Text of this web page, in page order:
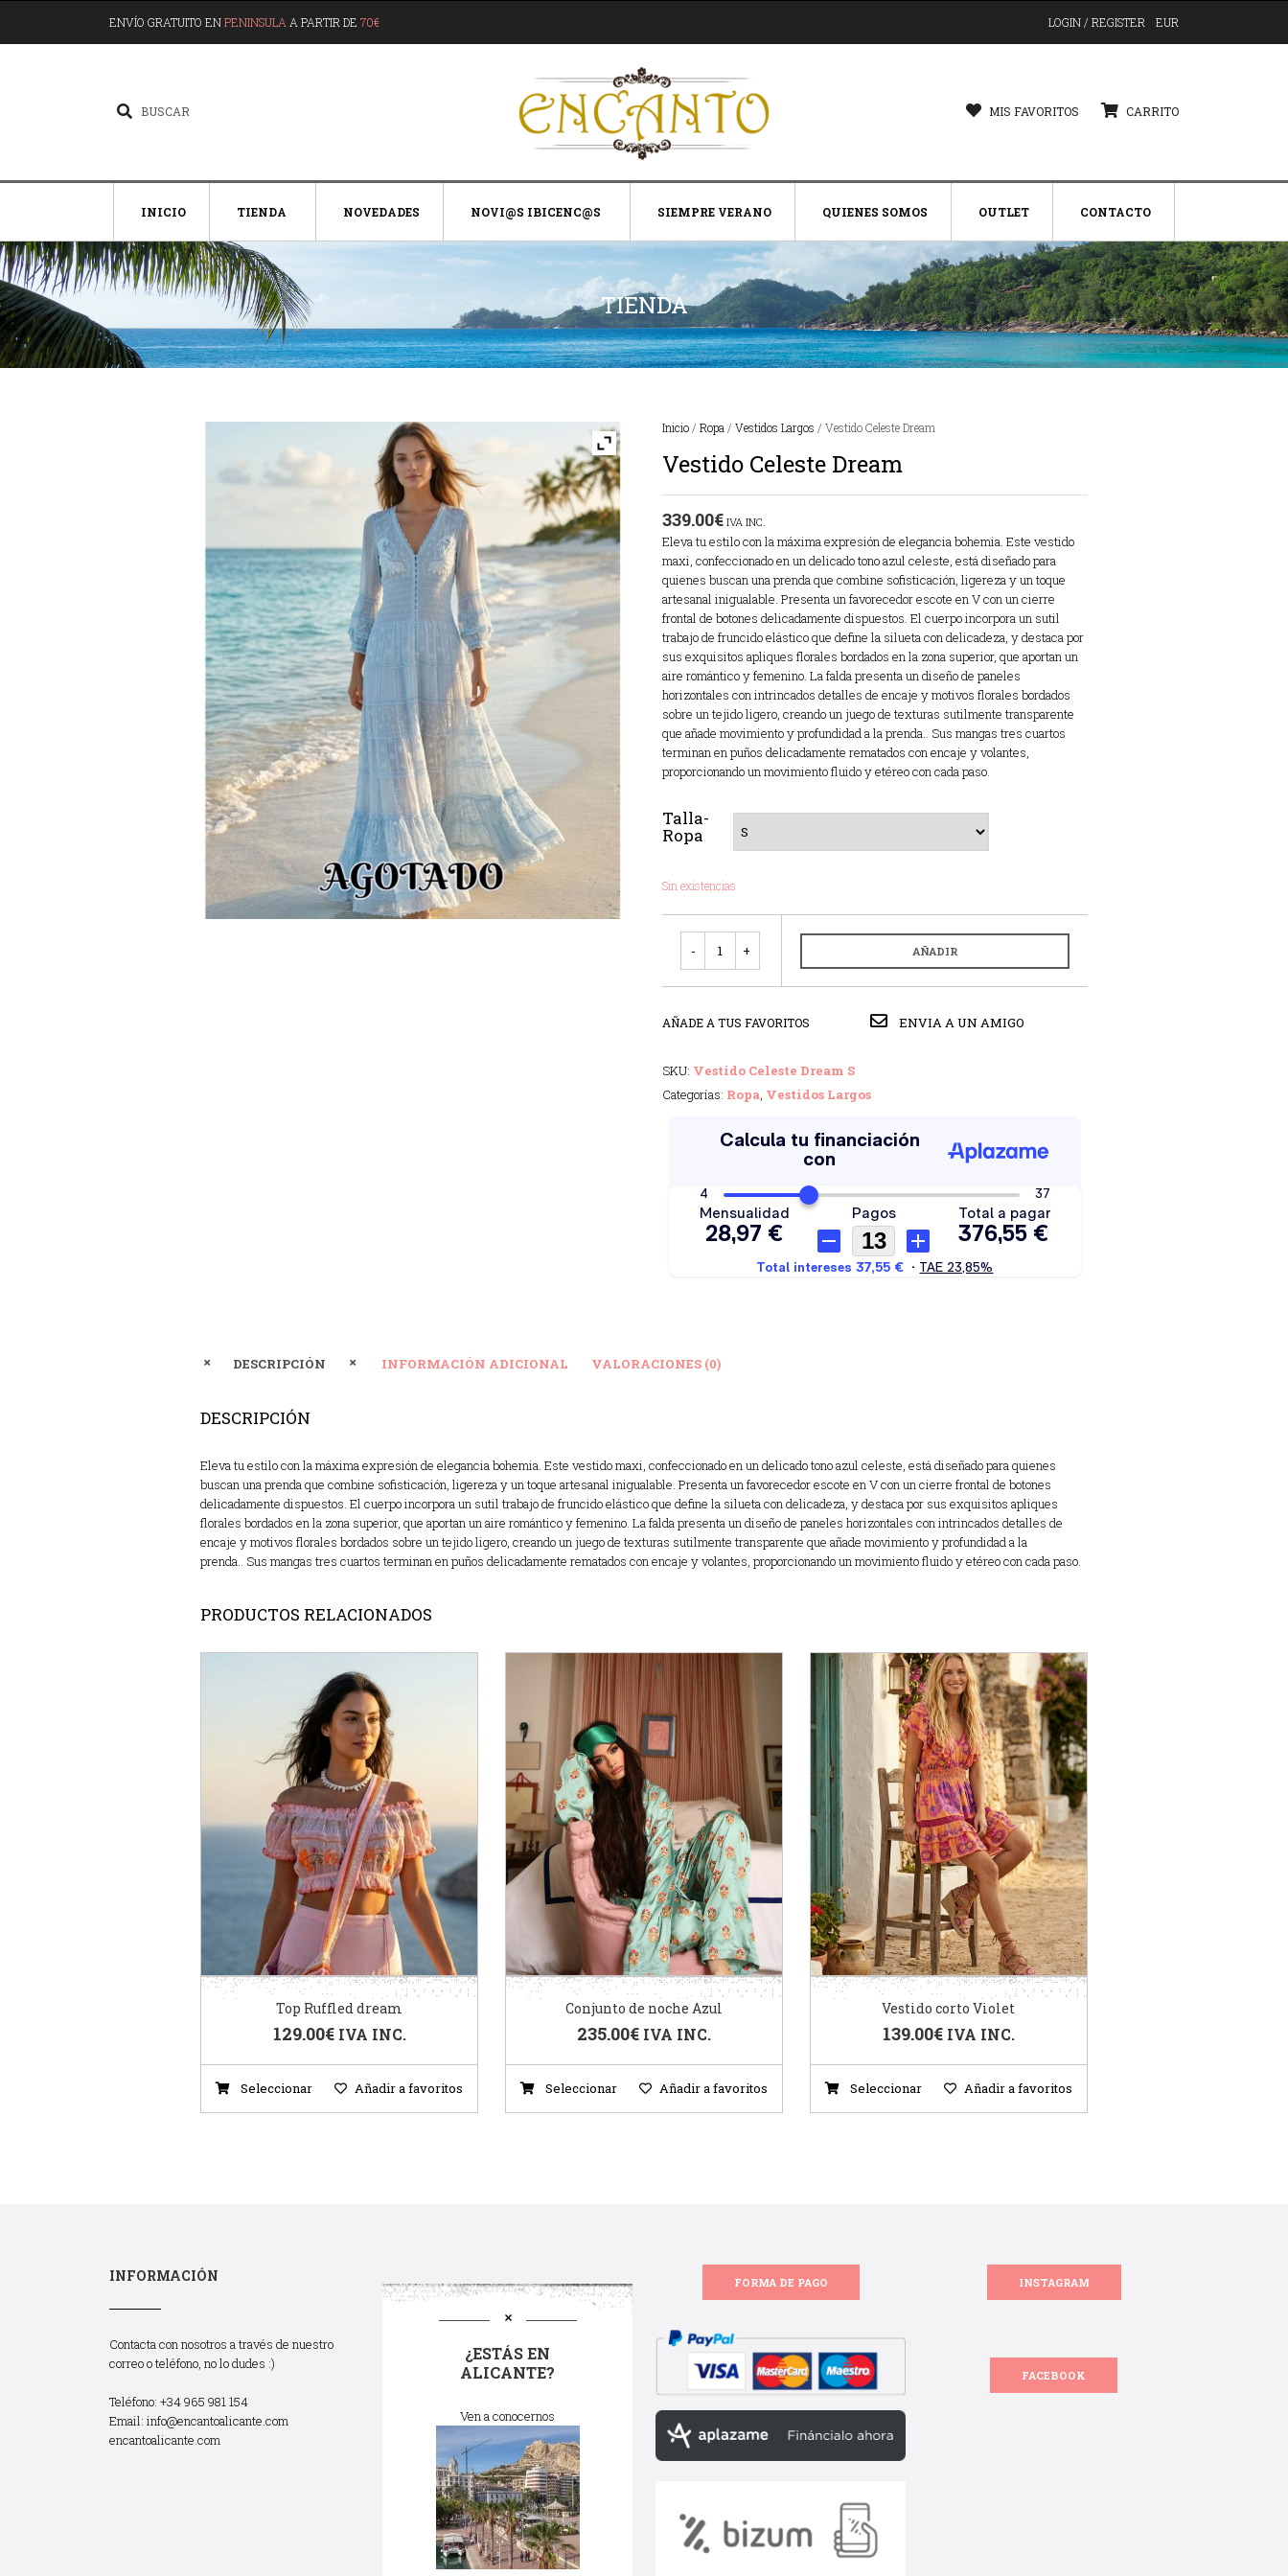
ENVÍO GRATUITO ENPENINSULA A PARTIR DE 70€ LOGIN / REGISTER EUR
MIS FAVORITOS CARRITO
INICIO TIENDA NOVEDADES NOVI@S IBICENC@S SIEMPRE VERANO QUIENES SOMOS OUTLET CONTACTO
TIENDA
Inicio/ Ropa / Vestidos Largos / Vestido Celeste Dream
Vestido Celeste Dream
339.00€ IVA INC.
Eleva tu estilo con la máxima expresión de elegancia bohemia. Este vestido
maxi, confeccionado en un delicado tono azul celeste, está diseñado para
quienes buscan una prenda que combine sofisticación, ligereza y un toque
artesanal inigualable. Presenta un favorecedor escote en V con un cierre
frontal de botones delicadamente dispuestos. El cuerpo incorpora un sutil
trabajo de fruncido elástico que define la silueta con delicadeza, y destaca por
sus exquisitos apliques florales bordados en la zona superior, que aportan un
aire romántico y femenino. La falda presenta un diseño de paneles
horizontales con intrincados detalles de encaje y motivos florales bordados
sobre un tejido ligero, creando un juego de texturas sutilmente transparente
que añade movimiento y profundidad a la prenda.. Sus mangas tres cuartos
terminan en puños delicadamente rematados con encaje y volantes,
proporcionando un movimiento fluido y etéreo con cada paso.
Talla-
Ropa
Sin existencias
AÑADIR
AÑADE A TUS FAVORITOS ENVIA A UN AMIGO
SKU: Vestido Celeste Dream S
Categorías: Ropa, Vestidos Largos
DESCRIPCIÓN INFORMACIÓN ADICIONAL VALORACIONES (0)
DESCRIPCIÓN
Eleva tu estilo con la máxima expresión de elegancia bohemia. Este vestido maxi, confeccionado en un delicado tono azul celeste, está diseñado para quienes
buscan una prenda que combine sofisticación, ligereza y un toque artesanal inigualable. Presenta un favorecedor escote en V con un cierre frontal de botones
delicadamente dispuestos. El cuerpo incorpora un sutil trabajo de fruncido elástico que define la silueta con delicadeza, y destaca por sus exquisitos apliques
florales bordados en la zona superior, que aportan un aire romántico y femenino. La falda presenta un diseño de paneles horizontales con intrincados detalles de
encaje y motivos florales bordados sobre un tejido ligero, creando un juego de texturas sutilmente transparente que añade movimiento y profundidad a la
prenda.. Sus mangas tres cuartos terminan en puños delicadamente rematados con encaje y volantes, proporcionando un movimiento fluido y etéreo con cada paso.
PRODUCTOS RELACIONADOS
Top Ruffled dream
129.00€ IVA INC.
Seleccionar Añadir a favoritos
Conjunto de noche Azul
235.00€ IVA INC.
Seleccionar Añadir a favoritos
Vestido corto Violet
139.00€ IVA INC.
Seleccionar Añadir a favoritos
INFORMACIÓN
Contacta con nosotros a través de nuestro
correo o teléfono, no lo dudes :)
Teléfono: +34 965 981 154
Email: info@encantoalicante.com
encantoalicante.com
¿ESTÁS EN
ALICANTE?
Ven a conocernos
FORMA DE PAGO INSTAGRAM
FACEBOOK